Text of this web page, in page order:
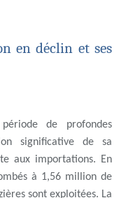
en déclin et ses
de profondes
significative de sa
aux importations. En
à 1,56 million de
sont exploitées. La